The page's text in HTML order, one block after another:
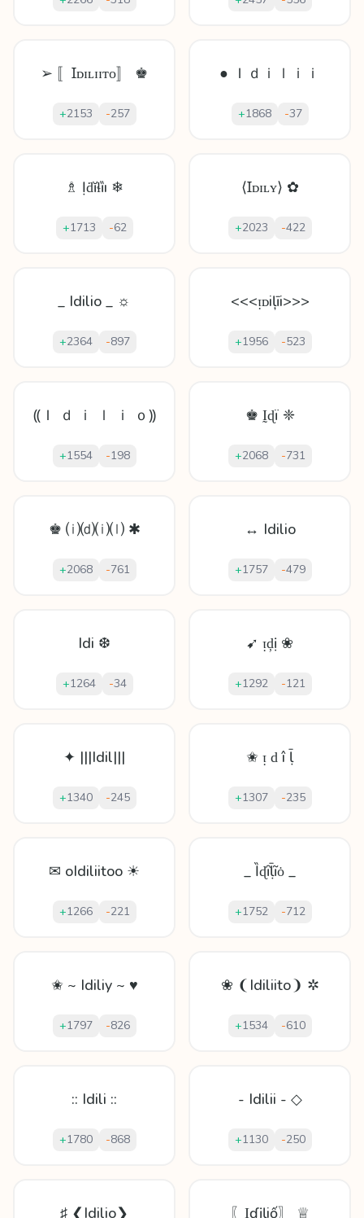
➢ 〚Ɪᴅɪʟɪɪᴛᴏ〛 ♚
+2153 -257
● Ｉｄｉｌｉｉ
+1868 -37
♗ Ịḋĭɬȉı ❄
+1713 -62
⟨Ɪᴅɪʟʏ⟩ ✿
+2023 -422
_ Idilio _ ☼
+2364 -897
<<<ᴉᴅіļīі>>>
+1956 -523
⸨Ｉ ｄ ｉ ｌ ｉ ｏ⸩
+1554 -198
♚ Ḭɖï ❈
+2068 -731
♚ ⒤⒟⒤⒧ ✱
+2068 -761
↔ Idilio
+1757 -479
Idi ❆
+1264 -34
➹ ᴉḑị ❀
+1292 -121
✦ |||Idil|||
+1340 -245
✬ ᴉ ԁ î ḹ
+1307 -235
✉ oIdiliitoo ☀
+1266 -221
_ Ȉɖȋḹĩȯ _
+1752 -712
✬ ~ Idiliy ~ ♥
+1797 -826
❀ ❨Idiliito❩ ✲
+1534 -610
:: Idili ::
+1780 -868
- Idilii - ◇
+1130 -250
♯ ❮Idilio❯ 〖Ḭɗįḻіố〗 ♕